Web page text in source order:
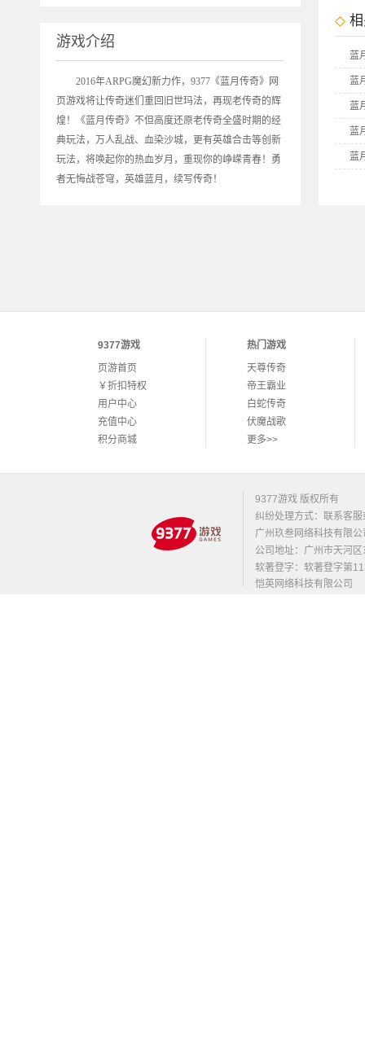
蓝
蓝
蓝
蓝
蓝
游戏介绍
2016年ARPG魔幻新力作，9377《蓝月传奇》网
页游戏将让传奇迷们重回旧世玛法，再现老传奇的辉
煌！《蓝月传奇》不但高度还原老传奇全盛时期的经
典玩法，万人乱战、血染沙城，更有英雄合击等创新
玩法，将唤起你的热血岁月，重现你的峥嵘青春！勇
者无悔战苍穹，英雄蓝月，续写传奇！
9377游戏
页游首页
￥折扣特权
用户中心
充值中心
积分商城
热门游戏
天尊传奇
帝王霸业
白蛇传奇
伏魔战歌
更多>>
9377游戏 版权所有
纠纷处理方式：联系客服
广州玖叁网络科技有限
公司地址：广州市天河
软著登字：软著登字第
恺英网络科技有限公司